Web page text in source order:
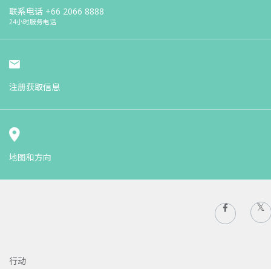
联系电话 +66 2066 8888
24小时服务电话
注册获取信息
地图和方向
行动